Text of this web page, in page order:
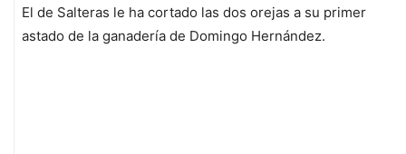
El de Salteras le ha cortado las dos orejas a su primer
astado de la ganadería de Domingo Hernández.